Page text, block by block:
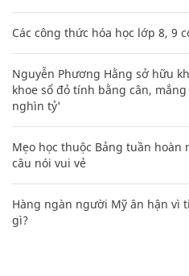
Các công thức hóa học lớp 8, 9
Nguyễn Phương Hằng sở hữu
khoe sổ đỏ tính bằng cân,
nghìn tỷ'
Mẹo học thuộc Bảng tuần hoàn
câu nói vui vẻ
Hàng ngàn người Mỹ ân hận vì
gì?